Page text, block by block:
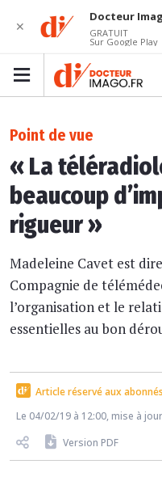
Point de vue
« La
beaucoup
rigueur »
Madeleine Cavet est
Compagnie de
l’organisation et le
essentielles au bon
Article réservé aux abonnés
Le 04/02/19 à 12:00, mise à
Version PDF
✕
Docteur
GRATUIT
Sur Google Play